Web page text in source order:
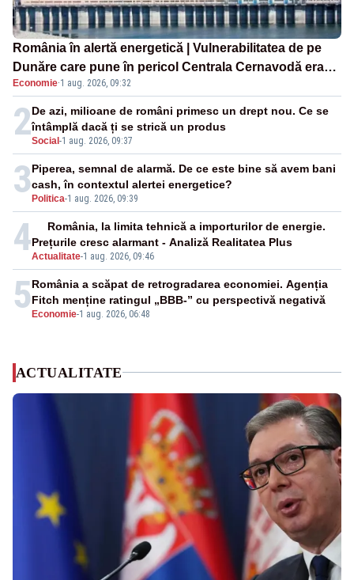
România în alertă energetică | Vulnerabilitatea de pe
Dunăre care pune în pericol Centrala Cernavodă era
cunoscută de pe vremea lui Ceaușescu
Economie·1 aug. 2026, 09:32
2Social-1 aug. 2026, 09:37
De azi, milioane de români primesc un drept nou. Ce se
întâmplă dacă ți se strică un produs
3Politica-1 aug. 2026, 09:39
Piperea, semnal de alarmă. De ce este bine să avem bani
cash, în contextul alertei energetice?
4Actualitate-1 aug. 2026, 09:46
România, la limita tehnică a importurilor de energie.
Prețurile cresc alarmant - Analiză Realitatea Plus
5Economie-1 aug. 2026, 06:48
România a scăpat de retrogradarea economiei. Agenția
Fitch menține ratingul „BBB-” cu perspectivă negativă
ACTUALITATE